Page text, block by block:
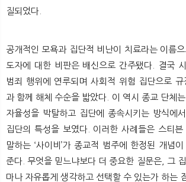
질되었다.
공개적인 모욕과 집단적 비난이 치료라는 이름
도자에 대한 비판은 배신으로 간주됐다. 결국
범죄 행위에 연루되며 사회적 위험 집단으로
과 함께 해체 수순을 밟았다. 이 역시 종교 단체
자율성을 박탈하고 집단에 종속시키는 방식에
집단의 특성을 보였다. 이러한 사례들은 스티
말하는 ‘사이비’가 종교적 범주에 한정된 개념
준다. 무엇을 믿느냐보다 더 중요한 질문은, 그
마나 자유롭게 생각하고 선택할 수 있는가 하는